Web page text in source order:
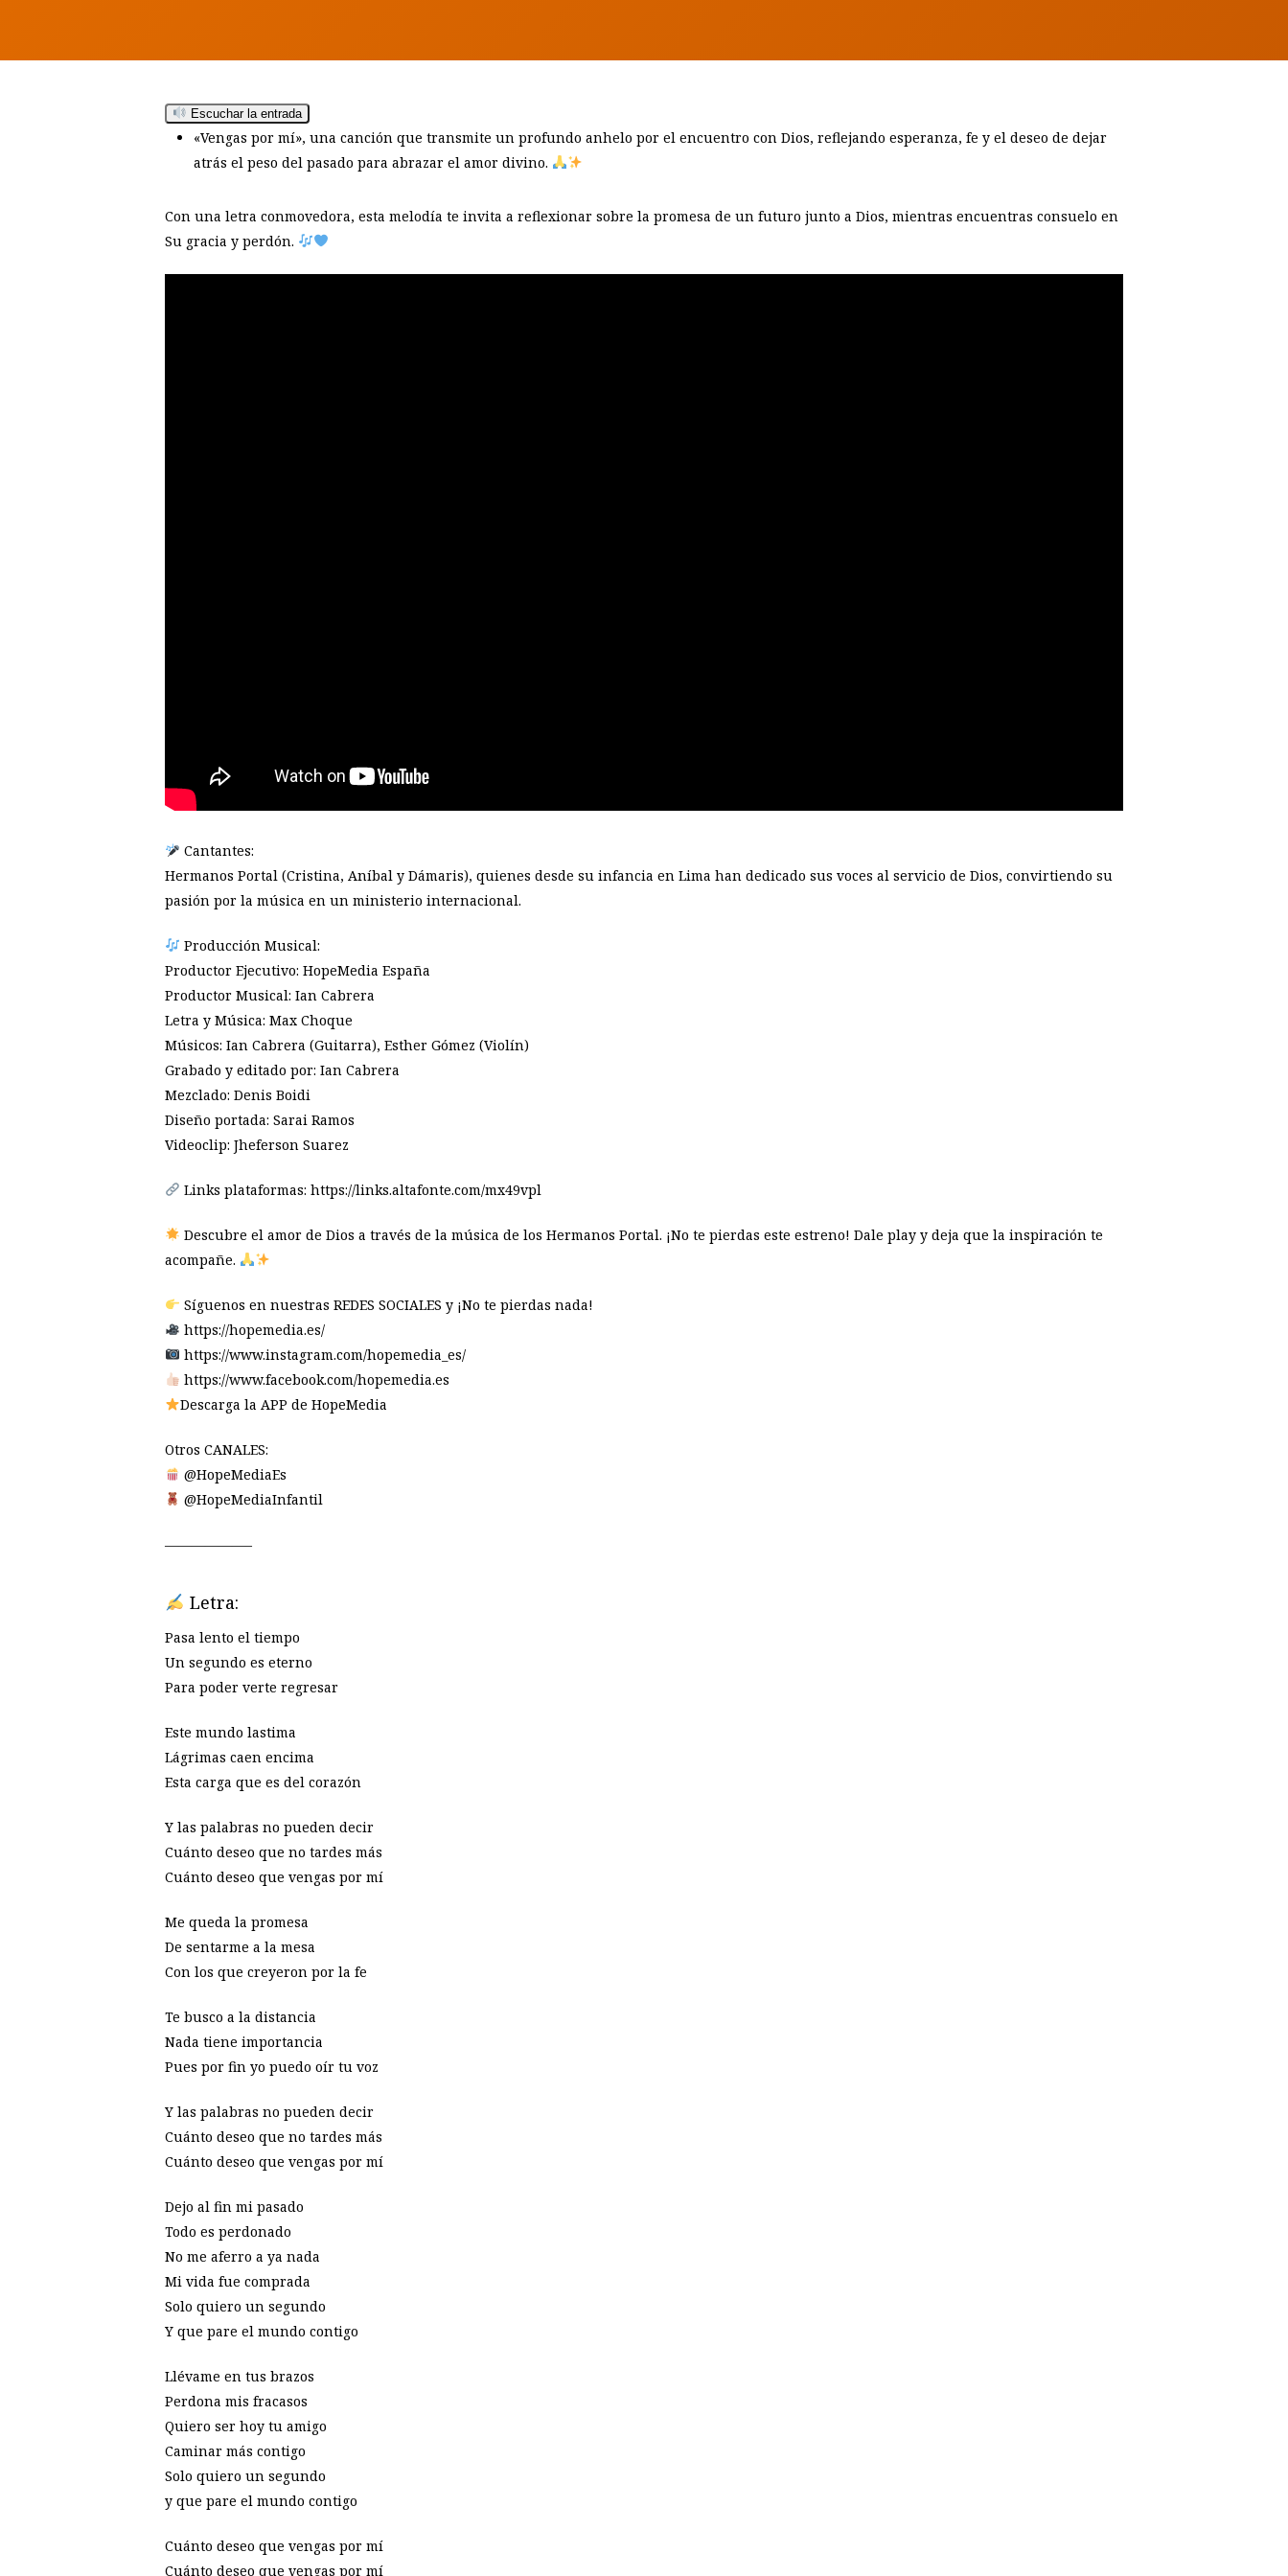
Escuchar la entrada
«Vengas por mí», una canción que transmite un profundo anhelo por el encuentro con Dios, reflejando esperanza, fe y el deseo de dejar
atrás el peso del pasado para abrazar el amor divino.
Con una letra conmovedora, esta melodía te invita a reflexionar sobre la promesa de un futuro junto a Dios, mientras encuentras consuelo en
Su gracia y perdón.
Cantantes:
Hermanos Portal (Cristina, Aníbal y Dámaris), quienes desde su infancia en Lima han dedicado sus voces al servicio de Dios, convirtiendo su
pasión por la música en un ministerio internacional.
Producción Musical:
Productor Ejecutivo: HopeMedia España
Productor Musical: Ian Cabrera
Letra y Música: Max Choque
Músicos: Ian Cabrera (Guitarra), Esther Gómez (Violín)
Grabado y editado por: Ian Cabrera
Mezclado: Denis Boidi
Diseño portada: Sarai Ramos
Videoclip: Jheferson Suarez
Links plataformas: https://links.altafonte.com/mx49vpl
Descubre el amor de Dios a través de la música de los Hermanos Portal. ¡No te pierdas este estreno! Dale play y deja que la inspiración te
acompañe.
Síguenos en nuestras REDES SOCIALES y ¡No te pierdas nada!
https://hopemedia.es/
https://www.instagram.com/hopemedia_es/
https://www.facebook.com/hopemedia.es
Descarga la APP de HopeMedia
Otros CANALES:
@HopeMediaEs
@HopeMediaInfantil
——————–
Letra:
Pasa lento el tiempo
Un segundo es eterno
Para poder verte regresar
Este mundo lastima
Lágrimas caen encima
Esta carga que es del corazón
Y las palabras no pueden decir
Cuánto deseo que no tardes más
Cuánto deseo que vengas por mí
Me queda la promesa
De sentarme a la mesa
Con los que creyeron por la fe
Te busco a la distancia
Nada tiene importancia
Pues por fin yo puedo oír tu voz
Y las palabras no pueden decir
Cuánto deseo que no tardes más
Cuánto deseo que vengas por mí
Dejo al fin mi pasado
Todo es perdonado
No me aferro a ya nada
Mi vida fue comprada
Solo quiero un segundo
Y que pare el mundo contigo
Llévame en tus brazos
Perdona mis fracasos
Quiero ser hoy tu amigo
Caminar más contigo
Solo quiero un segundo
y que pare el mundo contigo
Cuánto deseo que vengas por mí
Cuánto deseo que vengas por mí